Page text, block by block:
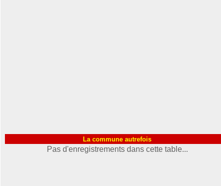
La commune autrefois
Pas d'enregistrements dans cette table...